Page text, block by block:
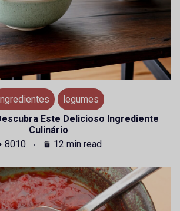
legumes
Este Delicioso Ingrediente
Culinário
8010
12 min read